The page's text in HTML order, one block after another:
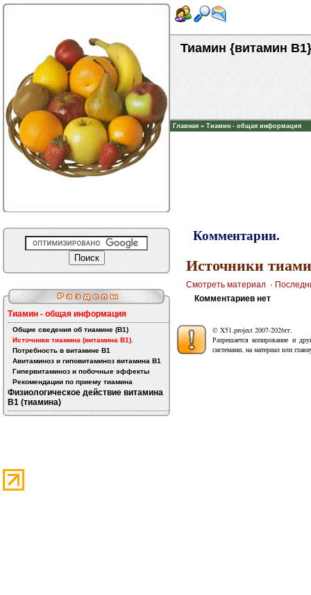
Тиамин {витамин B1}
Главная » Тиамин - общая информация
Тиамин - общая информация
Общие сведения об тиамине (B1)
Источники тиамина (витамина B1).
Потребность в витамине B1
Авитаминоз и гиповитаминоз витамина B1
Гипервитаминоз и побочные эффекты
Рекомендации по приему тиамина
Физиологическое действие витамина
B1 (тиамина)
Комментарии.
Источники
Смотреть материал·
Комментариев нет
© X51.project 2007-2026гг.
Разрешается копирование и
системами, на материал или